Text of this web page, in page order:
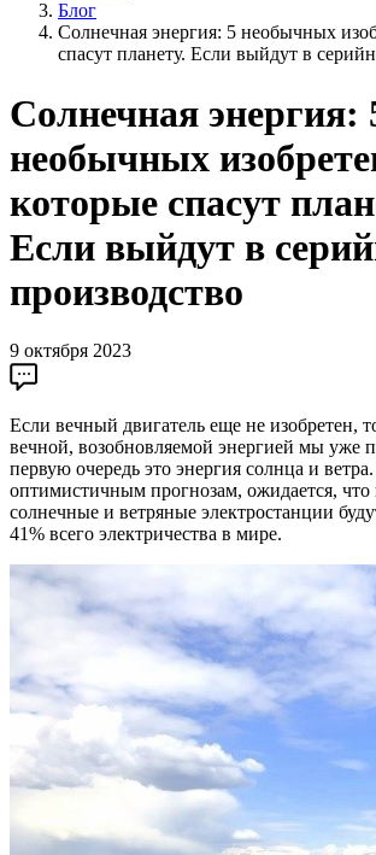
Блог
Солнечная энергия: 5 необычных
спасут планету. Если выйдут в
Солнечная энергия:
необычных
которые спасут
Если выйдут в
производство
9 октября 2023
Если вечный двигатель еще не изобретен,
вечной, возобновляемой энергией мы уже
первую очередь это энергия солнца и
оптимистичным прогнозам, ожидается, что
солнечные и ветряные электростанции
41% всего электричества в мире.